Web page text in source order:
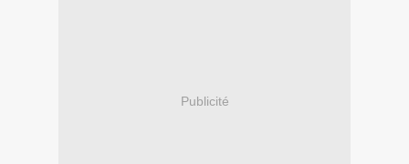
Publicité